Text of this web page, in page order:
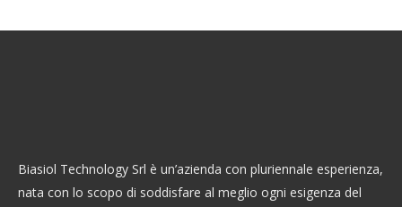
Biasiol Technology Srl è un’azienda con pluriennale esperienza,
nata con lo scopo di soddisfare al meglio ogni esigenza del